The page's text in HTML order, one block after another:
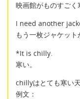
映画館がものすごく
I need another
もう一枚ジャケット
*It is chilly.
寒い。
chillyはとても寒い
例文：